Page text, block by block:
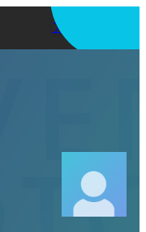
アプリを使う